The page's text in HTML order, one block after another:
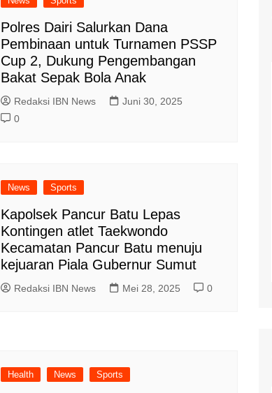
Polres Dairi Salurkan Dana
Pembinaan untuk Turnamen PSSP
Cup 2, Dukung Pengembangan
Bakat Sepak Bola Anak
Redaksi IBN News
Juni 30, 2025
0
News Sports
Kapolsek Pancur Batu Lepas
Kontingen atlet Taekwondo
Kecamatan Pancur Batu menuju
kejuaran Piala Gubernur Sumut
Redaksi IBN News Mei 28, 2025 0
Health News Sports